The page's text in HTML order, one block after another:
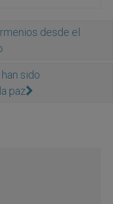
desde el
sido
paz